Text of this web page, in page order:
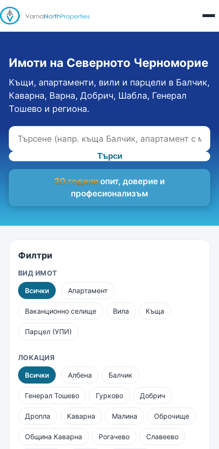
Имоти на Северното Черноморие
Къщи, апартаменти, вили и парцели в Балчик,
Каварна, Варна, Добрич, Шабла, Генерал
Тошево и региона.
Търси
20 години опит, доверие и
професионализъм
Филтри
ВИД ИМОТ
Всички Апартамент
Ваканционно селище Вила Къща
Парцел (УПИ)
ЛОКАЦИЯ
Всички Албена Балчик
Генерал Тошево Гурково Добрич
Дропла Каварна Малина Оброчище
Община Каварна Рогачево Славеево